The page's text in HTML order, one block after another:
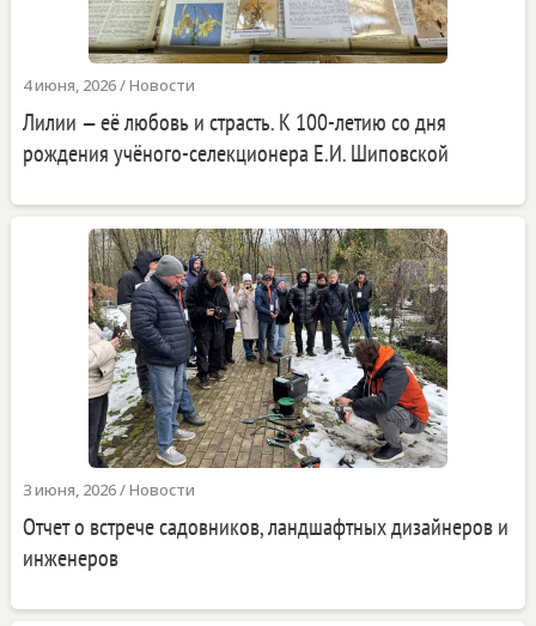
4 июня, 2026/Новости
Лилии — её любовь и страсть. К 100-летию со дня
рождения учёного-селекционера Е.И. Шиповской
3 июня, 2026/Новости
Отчет о встрече садовников, ландшафтных дизайнеров и
инженеров